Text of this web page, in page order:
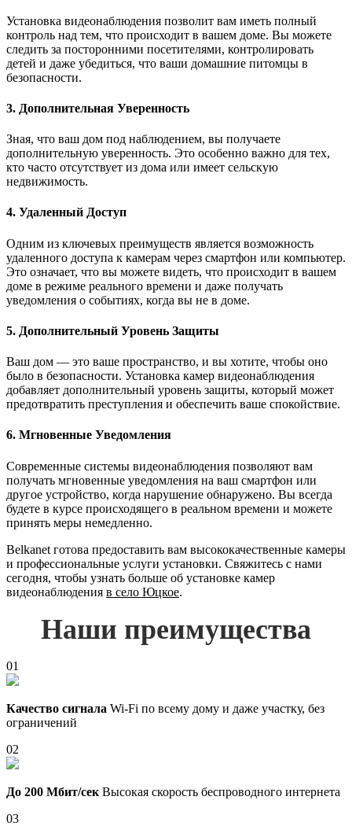
Установка видеонаблюдения позволит вам иметь полный
контроль над тем, что происходит в вашем доме. Вы можете
следить за посторонними посетителями, контролировать
детей и даже убедиться, что ваши домашние питомцы в
безопасности.
3. Дополнительная Уверенность
Зная, что ваш дом под наблюдением, вы получаете
дополнительную уверенность. Это особенно важно для тех,
кто часто отсутствует из дома или имеет сельскую
недвижимость.
4. Удаленный Доступ
Одним из ключевых преимуществ является возможность
удаленного доступа к камерам через смартфон или компьютер.
Это означает, что вы можете видеть, что происходит в вашем
доме в режиме реального времени и даже получать
уведомления о событиях, когда вы не в доме.
5. Дополнительный Уровень Защиты
Ваш дом — это ваше пространство, и вы хотите, чтобы оно
было в безопасности. Установка камер видеонаблюдения
добавляет дополнительный уровень защиты, который может
предотвратить преступления и обеспечить ваше спокойствие.
6. Мгновенные Уведомления
Современные системы видеонаблюдения позволяют вам
получать мгновенные уведомления на ваш смартфон или
другое устройство, когда нарушение обнаружено. Вы всегда
будете в курсе происходящего в реальном времени и можете
принять меры немедленно.
Belkanet готова предоставить вам высококачественные камеры
и профессиональные услуги установки. Свяжитесь с нами
сегодня, чтобы узнать больше об установке камер
видеонаблюдения в село Юцкое.
Наши преимущества
01
Качество сигнала Wi-Fi по всему дому и даже участку, без
ограничений
02
До 200 Мбит/сек Высокая скорость беспроводного интернета
03